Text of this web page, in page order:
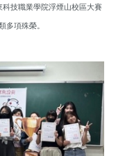
技職業學院浮煙山校區大賽
多項殊榮。